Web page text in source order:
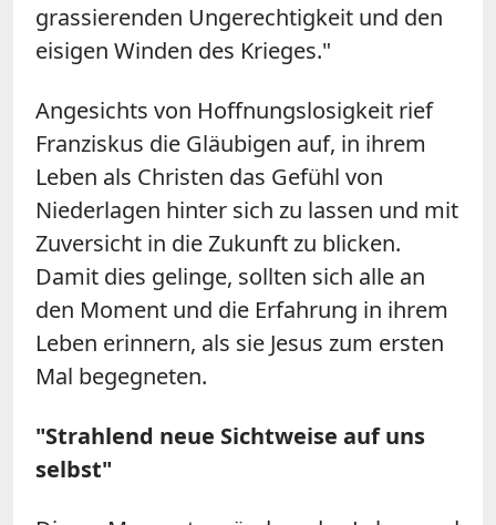
grassierenden Ungerechtigkeit und den
eisigen Winden des Krieges."
Angesichts von Hoffnungslosigkeit rief
Franziskus die Gläubigen auf, in ihrem
Leben als Christen das Gefühl von
Niederlagen hinter sich zu lassen und mit
Zuversicht in die Zukunft zu blicken.
Damit dies gelinge, sollten sich alle an
den Moment und die Erfahrung in ihrem
Leben erinnern, als sie Jesus zum ersten
Mal begegneten.
"Strahlend neue Sichtweise auf uns
selbst"